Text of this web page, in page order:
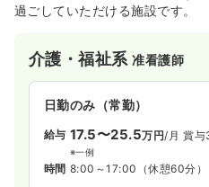
過ごしていただける施設です。
介護・福祉系准看護師
日勤のみ（常勤）
給与 17.5〜25.5万円/月 賞与
※一例
時間 8:00～17:00 （休憩60分）